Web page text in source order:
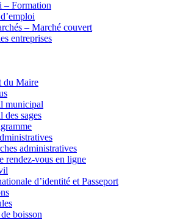
– Formation
– Marché couvert
entreprises
du Maire
municipal
des sages
administratives
rendez-vous en ligne
d’identité et Passeport
boisson